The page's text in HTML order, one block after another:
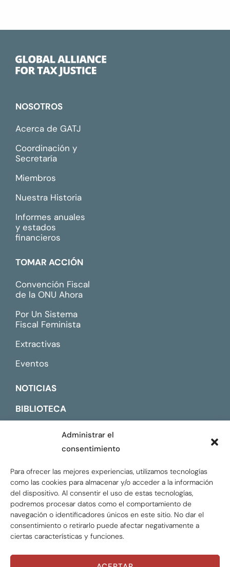
Administrar el
consentimiento
Para ofrecer las mejores experiencias, utilizamos tecnologías
como las cookies para almacenar y/o acceder a la información
del dispositivo. Al consentir el uso de estas tecnologías,
podremos procesar datos como el comportamiento de
navegación o identificadores únicos en este sitio. No dar el
consentimiento o retirarlo puede afectar negativamente a
ciertas características y funciones.
NOSOTROS
Acerca de GATJ
Coordinación y
Secretaría
Miembros
Nuestra Historia
Informes anuales
y estados
financieros
TOMAR ACCIÓN
Convención Fiscal
de la ONU Ahora
Por Un Sistema
Fiscal Feminista
Extractivas
Eventos
NOTICIAS
BIBLIOTECA